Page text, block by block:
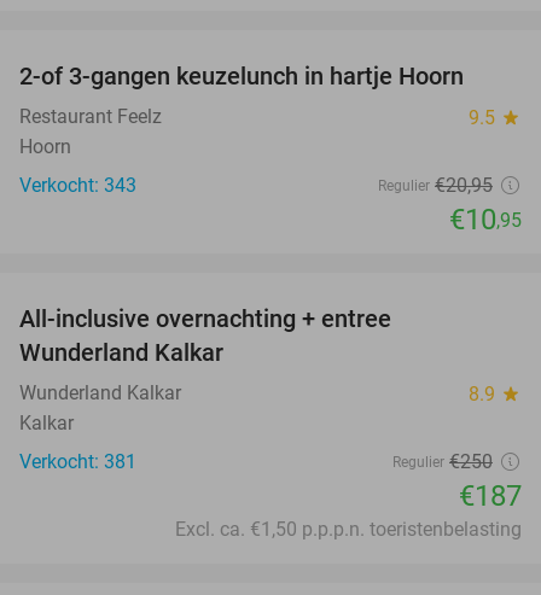
2-of 3-gangen keuzelunch in hartje Hoorn
Restaurant Feelz 9.5 star
Hoorn
Verkocht: 343
Regulier €20,95
€10,95
All-inclusive overnachting + entree
Wunderland Kalkar
Wunderland Kalkar 8.9 star
Kalkar
Verkocht: 381
Regulier €250
€187
Excl. ca. €1,50 p.p.p.n. toeristenbelasting